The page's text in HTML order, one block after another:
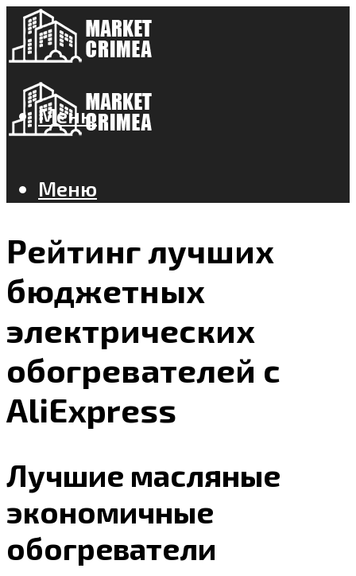
Меню
Меню
Рейтинг лучших
бюджетных
электрических
обогревателей с
AliExpress
Лучшие масляные
экономичные
обогреватели